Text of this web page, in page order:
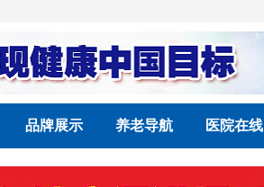
品牌展示 养老导航 医院在线